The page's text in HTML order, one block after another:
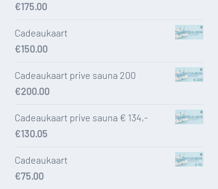
€175.00
Cadeaukaart
€150.00
Cadeaukaart prive sauna 200
€200.00
Cadeaukaart prive sauna € 134,-
€130.05
Cadeaukaart
€75.00